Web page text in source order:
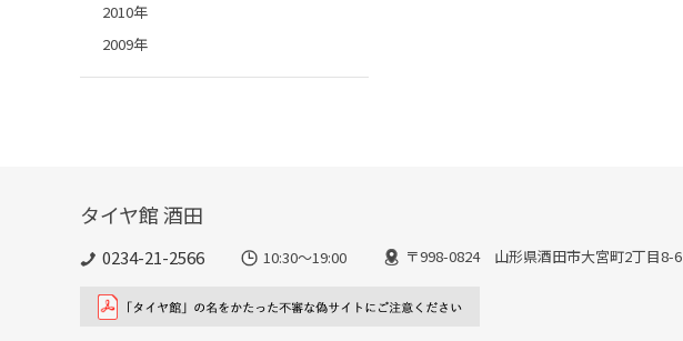
2010年
2009年
タイヤ館 酒田
0234-21-2566 10:30～19:00 〒998-0824 山形県酒田市大宮町2丁目8-6